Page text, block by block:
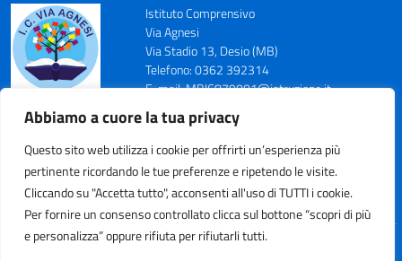
Abbiamo a cuore la tua privacy
Questo sito web utilizza i cookie per offrirti un’esperienza più
pertinente ricordando le tue preferenze e ripetendo le visite.
Cliccando su "Accetta tutto", acconsenti all'uso di TUTTI i cookie.
Per fornire un consenso controllato clicca sul bottone “scopri di più
e personalizza” oppure rifiuta per rifiutarli tutti.
Istituto Comprensivo
Via Agnesi
Via Stadio 13, Desio (MB)
Telefono: 0362 392314
E-mail: MBIC879001@istruzione.it
PEC: MBIC879001@pec.istruzione.it
Codice Meccanografico: MBIC879001
Codice Fiscale: 83010550156